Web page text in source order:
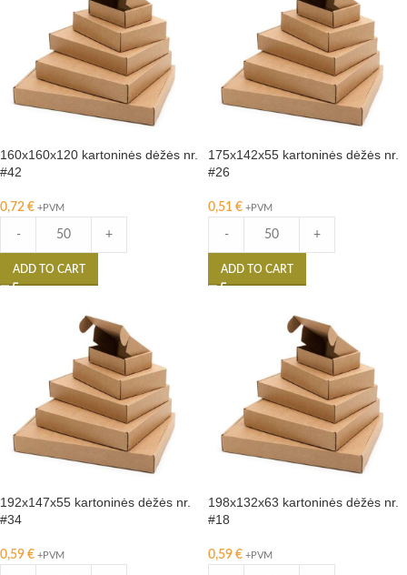
160x160x120 kartoninės dėžės nr.
#42
0,72 € +PVM
- +
ADD TO CART
175x142x55 kartoninės dėžės nr.
#26
0,51 € +PVM
- +
ADD TO CART
192x147x55 kartoninės dėžės nr.
#34
0,59 € +PVM
198x132x63 kartoninės dėžės nr.
#18
0,59 € +PVM